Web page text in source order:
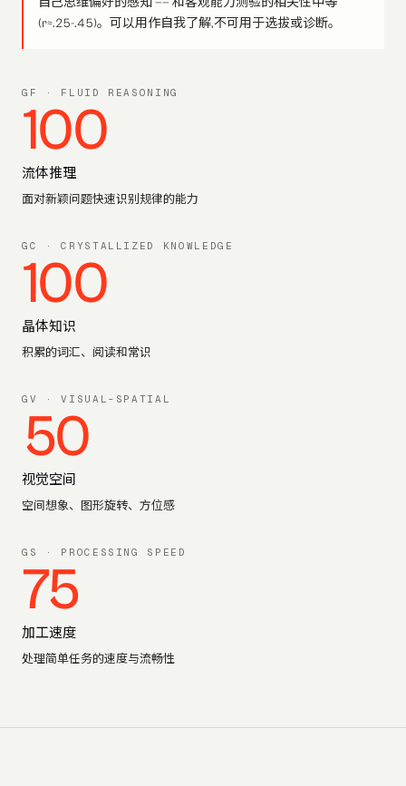
(r≈.25-.45)。可以用作自我了解,不可用于选拔或诊断。
GF · FLUID REASONING
100
流体推理
面对新颖问题快速识别规律的能力
GC ·CRYSTALLIZED KNOWLEDGE
100
晶体知识
积累的词汇、阅读和常识
GV ·VISUAL-SPATIAL
50
视觉空间
空间想象、图形旋转、方位感
GS · PROCESSING SPEED
75
加工速度
处理简单任务的速度与流畅性